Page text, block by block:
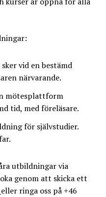
vid en bestämd
närvarande.
mötesplattform
tid, med föreläsare.
för självstudier.
utbildningar via
genom att skicka ett
eller ringa oss på +46